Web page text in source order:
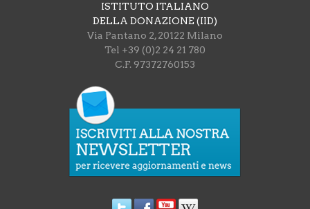
ISTITUTO ITALIANO
DELLA DONAZIONE (IID)
Via Pantano 2, 20122 Milano
Tel +39 (0)2 24 21 780
C.F. 97372760153